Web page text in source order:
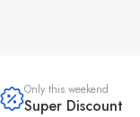
Only this weekend
Super Discount